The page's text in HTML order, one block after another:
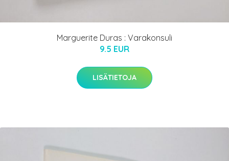
Marguerite Duras : Varakonsuli
9.5 EUR
LISÄTIETOJA